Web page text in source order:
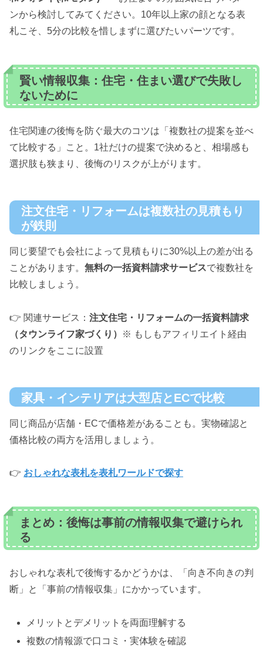
ンから検討してみてください。10年以上家の顔となる表
札こそ、5分の比較を惜しまずに選びたいパーツです。
賢い情報収集：住宅・住まい選びで失敗し
ないために
住宅関連の後悔を防ぐ最大のコツは「複数社の提案を並べ
て比較する」こと。1社だけの提案で決めると、相場感も
選択肢も狭まり、後悔のリスクが上がります。
注文住宅・リフォームは複数社の見積もり
が鉄則
同じ要望でも会社によって見積もりに30%以上の差が出る
ことがあります。 無料の一括資料請求サービスで複数社を
比較しましょう。
👉 関連サービス： 注文住宅・リフォームの一括資料請求
（タウンライフ家づくり）
※ もしもアフィリエイト経由
のリンクをここに設置
家具・インテリアは大型店とECで比較
同じ商品が店舗・ECで価格差があることも。実物確認と
価格比較の両方を活用しましょう。
👉 おしゃれな表札を表札ワールドで探す
まとめ：後悔は事前の情報収集で避けられ
る
おしゃれな表札で後悔するかどうかは、「向き不向きの判
断」と「事前の情報収集」にかかっています。
メリットとデメリットを両面理解する
複数の情報源で口コミ・実体験を確認